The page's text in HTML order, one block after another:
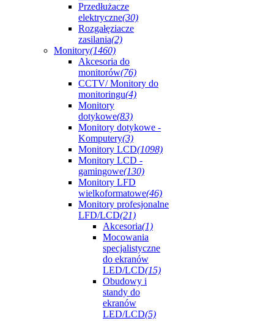
Przedłużacze
elektryczne(30)
Rozgałęziacze
zasilania(2)
Monitory(1460)
Akcesoria do
monitorów(76)
CCTV/ Monitory do
monitoringu(4)
Monitory
dotykowe(83)
Monitory dotykowe -
Komputery(3)
Monitory LCD(1098)
Monitory LCD -
gamingowe(130)
Monitory LFD
wielkoformatowe(46)
Monitory profesjonalne
LFD/LCD(21)
Akcesoria(1)
Mocowania
specjalistyczne
do ekranów
LED/LCD(15)
Obudowy i
standy do
ekranów
LED/LCD(5)